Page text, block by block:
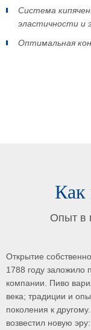
Система
эластичности и
Оптимальная
Как
Опыт в
Открытие
1788 году
компании. Пиво
века; традиции и
поколения к
возвестил новую